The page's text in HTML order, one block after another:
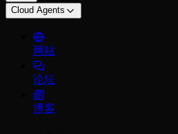
Cloud Agents
网站
论坛
博客